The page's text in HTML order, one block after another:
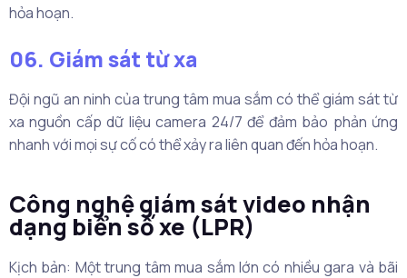
hỏa hoạn.
06. Giám sát từ xa
Đội ngũ an ninh của trung tâm mua sắm có thể giám sát từ
xa nguồn cấp dữ liệu camera 24/7 để đảm bảo phản ứng
nhanh với mọi sự cố có thể xảy ra liên quan đến hỏa hoạn.
Công nghệ giám sát video nhận
dạng biển số xe (LPR)
Kịch bản: Một trung tâm mua sắm lớn có nhiều gara và bãi